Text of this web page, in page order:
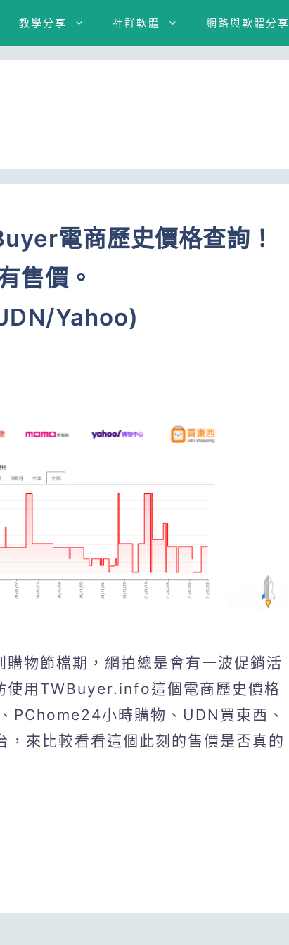
教學分享 社群軟體 網路與軟體分享
電商歷史價格查詢！
售價。
Yahoo)
物節檔期，網拍總是會有一波促銷活
使用TWBuyer.info這個電商歷史價格
PChome24小時購物、UDN買東西、
來比較看看這個此刻的售價是否真的